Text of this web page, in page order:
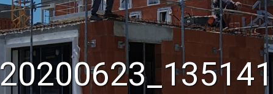
20200623_135141